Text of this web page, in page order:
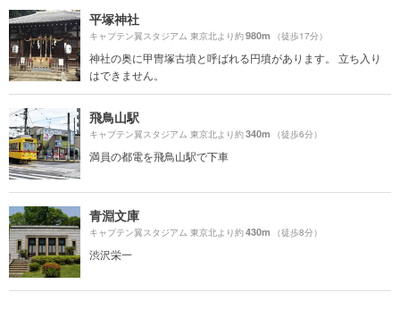
平塚神社
キャプテン翼スタジアム 東京北より約980m （徒歩17分）
神社の奥に甲冑塚古墳と呼ばれる円墳があります。 立ち入り
はできません。
飛鳥山駅
キャプテン翼スタジアム 東京北より約340m （徒歩6分）
満員の都電を飛鳥山駅で下車
青淵文庫
キャプテン翼スタジアム 東京北より約430m （徒歩8分）
渋沢栄一